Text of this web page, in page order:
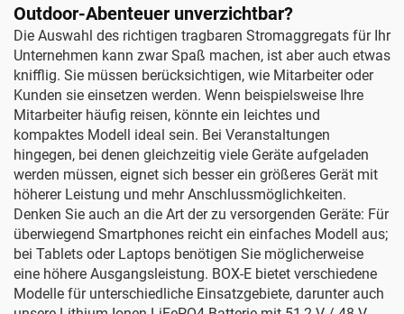
Outdoor-Abenteuer unverzichtbar?
Die Auswahl des richtigen tragbaren Stromaggregats für Ihr
Unternehmen kann zwar Spaß machen, ist aber auch etwas
knifflig. Sie müssen berücksichtigen, wie Mitarbeiter oder
Kunden sie einsetzen werden. Wenn beispielsweise Ihre
Mitarbeiter häufig reisen, könnte ein leichtes und
kompaktes Modell ideal sein. Bei Veranstaltungen
hingegen, bei denen gleichzeitig viele Geräte aufgeladen
werden müssen, eignet sich besser ein größeres Gerät mit
höherer Leistung und mehr Anschlussmöglichkeiten.
Denken Sie auch an die Art der zu versorgenden Geräte: Für
überwiegend Smartphones reicht ein einfaches Modell aus;
bei Tablets oder Laptops benötigen Sie möglicherweise
eine höhere Ausgangsleistung. BOX-E bietet verschiedene
Modelle für unterschiedliche Einsatzgebiete, darunter auch